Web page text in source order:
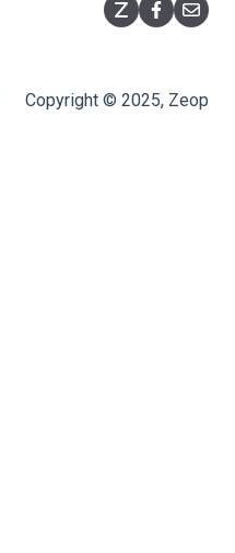
Copyright © 2025, Zeop